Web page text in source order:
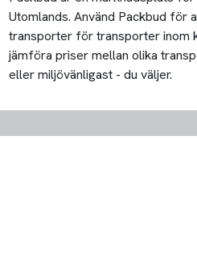
Utomlands. Använd Packbud för
transporter för transporter inom
jämföra priser mellan olika
eller miljövänligast - du väljer.